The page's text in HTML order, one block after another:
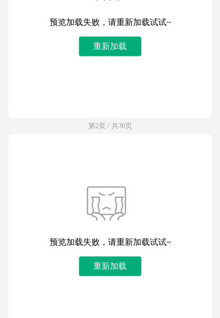
预览加载失败，请重新加载试试~
重新加载
第2页 / 共30页
预览加载失败，请重新加载试试~
重新加载